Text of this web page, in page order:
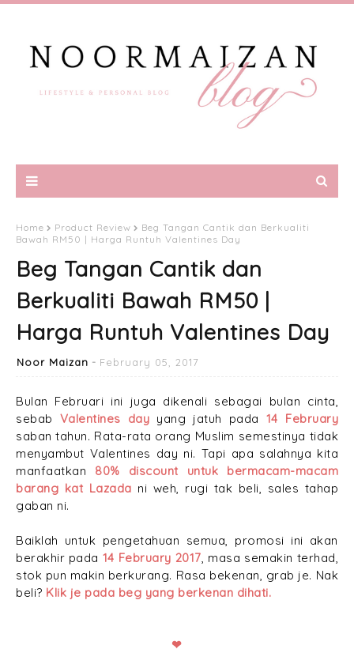
Home Product Review
Beg Tangan Cantik dan Berkualiti
Bawah RM50 | Harga Runtuh Valentines Day
Beg Tangan Cantik dan
Berkualiti Bawah RM50 |
Harga Runtuh Valentines Day
Noor Maizan February 05, 2017
Bulan Februari ini juga dikenali sebagai bulan cinta,
sebab Valentines day yang jatuh pada 14 February
saban tahun. Rata-rata orang Muslim semestinya tidak
menyambut Valentines day ni. Tapi apa salahnya kita
manfaatkan 80% discount untuk bermacam-macam
barang kat Lazada ni weh, rugi tak beli, sales tahap
gaban ni.
Baiklah untuk pengetahuan semua, promosi ini akan
berakhir pada 14 February 2017 , masa semakin terhad,
stok pun makin berkurang. Rasa bekenan, grab je. Nak
beli? Klik je pada beg yang berkenan dihati.
❤